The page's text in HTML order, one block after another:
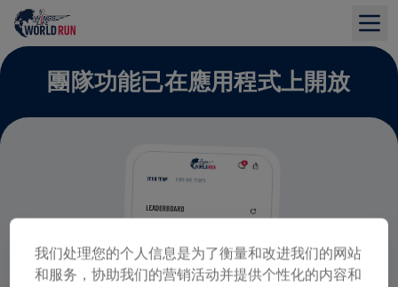
團隊功能已在應用程式上開放
我们处理您的个人信息是为了衡量和改进我们的网站
和服务，协助我们的营销活动并提供个性化的内容和